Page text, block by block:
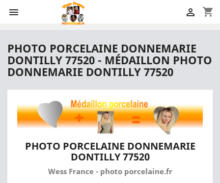
 shopping_cart

PHOTO PORCELAINE DONNEMARIE
DONTILLY 77520 - MÉDAILLON PHOTO
DONNEMARIE DONTILLY 77520
PHOTO PORCELAINE DONNEMARIE
DONTILLY 77520
Wess France - photo porcelaine.fr